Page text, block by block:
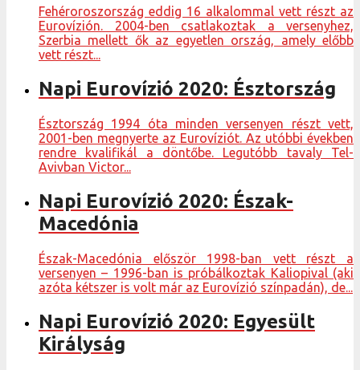
Fehéroroszország eddig 16 alkalommal vett részt az
Eurovízión. 2004-ben csatlakoztak a versenyhez,
Szerbia mellett ők az egyetlen ország, amely előbb
vett részt...
Napi Eurovízió 2020: Észtország
Észtország 1994 óta minden versenyen részt vett,
2001-ben megnyerte az Eurovíziót. Az utóbbi években
rendre kvalifikál a döntőbe. Legutóbb tavaly Tel-
Avivban Victor...
Napi Eurovízió 2020: Észak-
Macedónia
Észak-Macedónia először 1998-ban vett részt a
versenyen – 1996-ban is próbálkoztak Kaliopival (aki
azóta kétszer is volt már az Eurovízió színpadán), de...
Napi Eurovízió 2020: Egyesült
Királyság